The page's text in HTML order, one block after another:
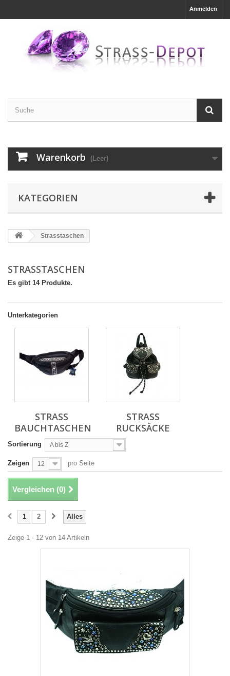
Anmelden
Warenkorb (Leer)
KATEGORIEN
Strasstaschen
STRASSTASCHEN
Es gibt 14 Produkte.
Unterkategorien
STRASS
BAUCHTASCHEN
STRASS
RUCKSÄCKE
Sortierung A bis Z
Zeigen 12 pro Seite
Vergleichen (0)
Alles
1 2
Zeige 1 - 12 von 14 Artikeln